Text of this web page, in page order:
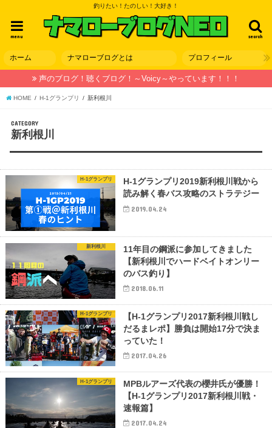
釣りたい！たのしい！大好き！
search
menu
ホーム ナマローブログとは プロフィール
声のブログ！聴くブログ！～Voicy～やっています！！！
HOME H-1グランプリ 新利根川
CATEGORY
新利根川
H-1グランプリ
H-1グランプリ2019新利根川戦から
読み解く春バス攻略のストラテジー
2019.04.24
新利根川
11年目の鋼派に参加してきました
【新利根川でハードベイトオンリー
のバス釣り】
2018.06.11
H-1グランプリ
【H-1グランプリ2017新利根川戦し
だるまレポ】勝負は開始17分で決ま
っていた！
2017.04.26
H-1グランプリ
MPBルアーズ代表の櫻井氏が優勝！
【H-1グランプリ2017新利根川戦・
速報篇】
2017.04.24